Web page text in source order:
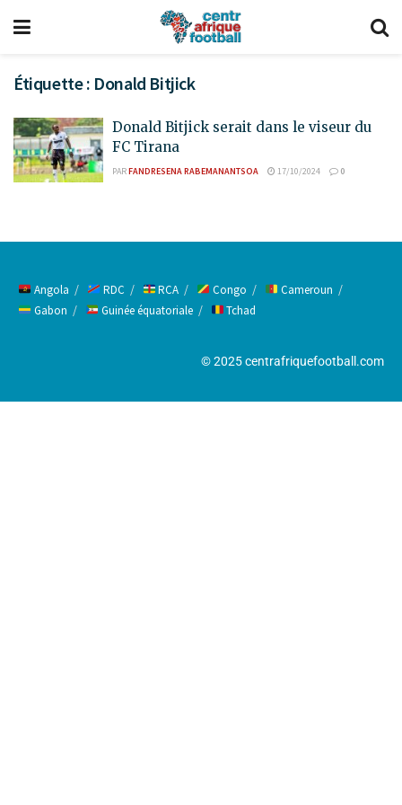
Étiquette : Donald Bitjick
Donald Bitjick serait dans le viseur du
FC Tirana
PARFANDRESENA RABEMANANTSOA 17/10/2024 0
Angola RDC RCA Congo
Cameroun
Gabon
Guinée équatoriale Tchad
© 2025 centrafriquefootball.com